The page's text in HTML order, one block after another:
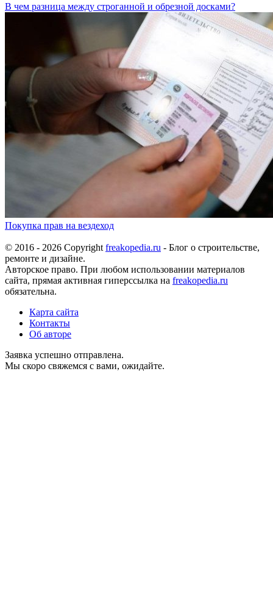
В чем разница между строганной и обрезной досками?
Покупка прав на вездеход
© 2016 - 2026 Copyright freakopedia.ru - Блог о строительстве,
ремонте и дизайне.
Авторское право. При любом использовании материалов
сайта, прямая активная гиперссылка на freakopedia.ru
обязательна.
Карта сайта
Контакты
Об авторе
Заявка успешно отправлена.
Мы скоро свяжемся с вами, ожидайте.